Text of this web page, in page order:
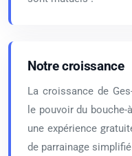
Notre croissance
La croissance de
le pouvoir du
une expérience
de parrainage